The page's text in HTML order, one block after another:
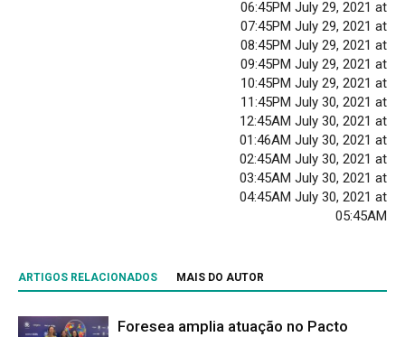
06:45PM July 29, 2021 at
07:45PM July 29, 2021 at
08:45PM July 29, 2021 at
09:45PM July 29, 2021 at
10:45PM July 29, 2021 at
11:45PM July 30, 2021 at
12:45AM July 30, 2021 at
01:46AM July 30, 2021 at
02:45AM July 30, 2021 at
03:45AM July 30, 2021 at
04:45AM July 30, 2021 at
05:45AM
ARTIGOS RELACIONADOS MAIS DO AUTOR
Foresea amplia atuação no Pacto